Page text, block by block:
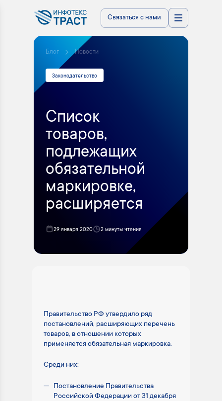
Связаться с нами
Блог Новости
Законодательство
Список
товаров,
подлежащих
обязательной
маркировке,
расширяется
29 января 2020 2 минуты чтения
Правительство РФ утвердило ряд
постановлений, расширяющих перечень
товаров, в отношении которых
применяется обязательная маркировка.
Среди них:
Постановление Правительства
Российской Федерации от 31 декабря